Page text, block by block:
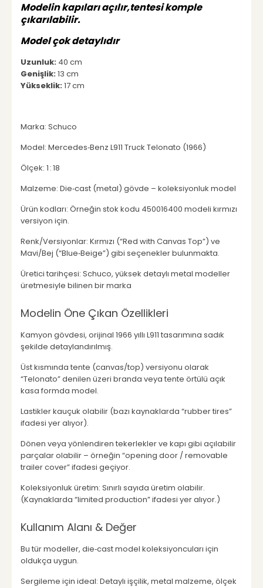
Modelin kapıları açılır,tentesi komple
çıkarılabilir.
Model çok detaylıdır
Uzunluk: 40 cm
Genişlik:13 cm
Yükseklik:17 cm
Marka: Schuco
Model: Mercedes‑Benz L911 Truck Telonato (1966)
Ölçek: 1 : 18
Malzeme: Die‑cast (metal) gövde – koleksiyonluk model
Ürün kodları: Örneğin stok kodu 450016400 modeli kırmızı
versiyon için.
Renk/Versiyonlar: Kırmızı (“Red with Canvas Top”) ve
Mavi/Bej (“Blue‑Beige”) gibi seçenekler bulunmakta.
Üretici tarihçesi: Schuco, yüksek detaylı metal modeller
üretmesiyle bilinen bir marka
Modelin Öne Çıkan Özellikleri
Kamyon gövdesi, orijinal 1966 yıllı L911 tasarımına sadık
şekilde detaylandırılmış.
Üst kısmında tente (canvas/top) versiyonu olarak
“Telonato” denilen üzeri branda veya tente örtülü açık
kasa formda model.
Lastikler kauçuk olabilir (bazı kaynaklarda “rubber tires”
ifadesi yer alıyor).
Dönen veya yönlendiren tekerlekler ve kapı gibi açılabilir
parçalar olabilir – örneğin “opening door / removable
trailer cover” ifadesi geçiyor.
Koleksiyonluk üretim: Sınırlı sayıda üretim olabilir.
(Kaynaklarda “limited production” ifadesi yer alıyor.)
Kullanım Alanı & Değer
Bu tür modeller, die‑cast model koleksiyoncuları için
oldukça uygun.
Sergileme için ideal: Detaylı işçilik, metal malzeme, ölçek